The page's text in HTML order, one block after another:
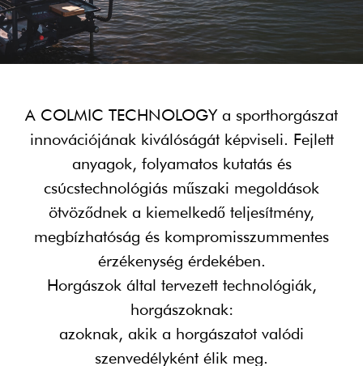
A COLMIC TECHNOLOGY a sporthorgászat
innovációjának kiválóságát képviseli. Fejlett
anyagok, folyamatos kutatás és
csúcstechnológiás műszaki megoldások
ötvöződnek a kiemelkedő teljesítmény,
megbízhatóság és kompromisszummentes
érzékenység érdekében.
Horgászok által tervezett technológiák,
horgászoknak:
azoknak, akik a horgászatot valódi
szenvedélyként élik meg.